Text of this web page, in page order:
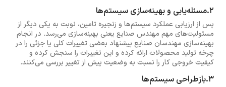
2.مسئله‌یابی و بهینه‌سازی سیستم‌ها
پس از ارزیابی عملکرد سیستم‌ها و زنجیره تامین، نوبت به یکی دیگر از
مسئولیت‌های مهم مهندس صنایع یعنی بهینه‌سازی می‌رسد. در انجام
بهینه‌سازی مهندسان صنایع پیشنهاد بعضی تغییرات کلی یا جزئی را در
چرخه تولید محصولات ارائه کرده و این تغییرات را سنجش کرده و
کیفیت خروجی کار را نسبت به وضعیت پیش از تغییر بررسی می‌کنند.
3.بازطراحی سیستم‌ها